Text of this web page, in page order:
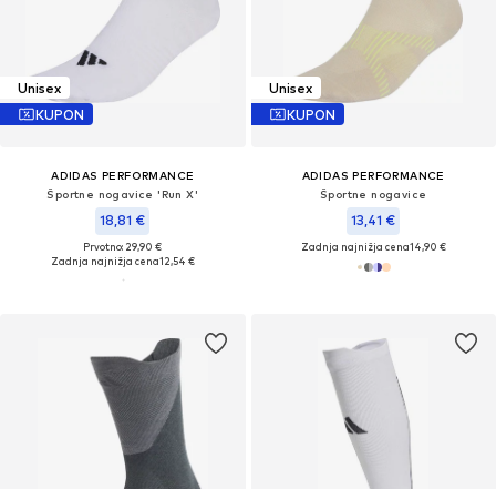
Unisex
KUPON
ADIDAS PERFORMANCE
Športne nogavice 'Run X'
18,81 €
Prvotno: 29,90 €
Zadnja najnižja cena12,54 €
Unisex
KUPON
ADIDAS PERFORMANCE
Športne nogavice
13,41 €
Zadnja najnižja cena14,90 €